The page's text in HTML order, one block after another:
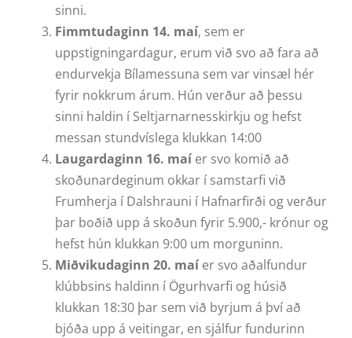
sinni.
Fimmtudaginn 14. maí, sem er
uppstigningardagur, erum við svo að fara að
endurvekja Bílamessuna sem var vinsæl hér
fyrir nokkrum árum. Hún verður að þessu
sinni haldin í Seltjarnarnesskirkju og hefst
messan stundvíslega klukkan 14:00
Laugardaginn 16. maíer svo komið að
skoðunardeginum okkar í samstarfi við
Frumherja í Dalshrauni í Hafnarfirði og verður
þar boðið upp á skoðun fyrir 5.900,- krónur og
hefst hún klukkan 9:00 um morguninn.
Miðvikudaginn 20. maíer svo aðalfundur
klúbbsins haldinn í Ögurhvarfi og húsið
klukkan 18:30 þar sem við byrjum á því að
bjóða upp á veitingar, en sjálfur fundurinn